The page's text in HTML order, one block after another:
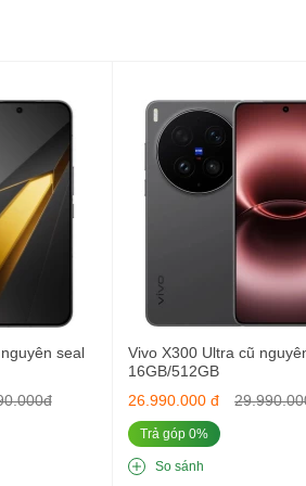
lại màu sắc sống động và chân thực.
9400
9400, một trong những bộ vi xử lý mạnh
(3.63 GHz), 3 lõi Cortex-X4 và 4 lõi
lại trải nghiệm chơi game và chỉnh sửa
lo giật lag khi sử dụng nhiều ứng dụng
đọc/ghi dữ liệu cực nhanh, phù hợp cho
seal
Vivo X300 Ultra cũ
16GB/512GB
26.990.000 đ
Trả góp 0%
So sánh